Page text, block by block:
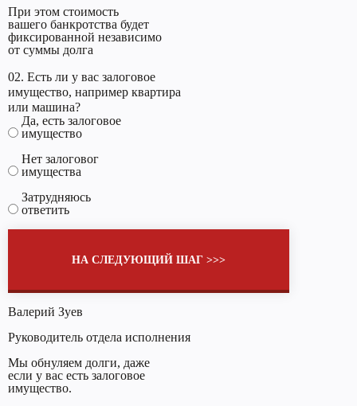
При этом стоимость
вашего банкротства будет
фиксированной независимо
от суммы долга
02. Есть ли у вас залоговое
имущество, например квартира
или машина?
Да, есть залоговое
имущество
Нет залоговог
имущества
Затрудняюсь
ответить
НА СЛЕДУЮЩИЙ ШАГ >>>
Валерий Зуев
Руководитель отдела исполнения
Мы обнуляем долги, даже
если у вас есть залоговое
имущество.